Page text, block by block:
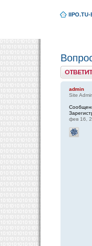
Ответить
admin
Site
фев 16,